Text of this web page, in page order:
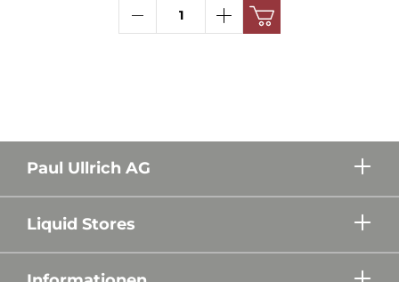
Paul Ullrich AG
Liquid Stores